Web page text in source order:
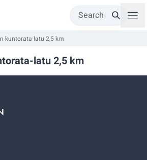
Search
kuntorata-latu 2,5 km
latu 2,5 km